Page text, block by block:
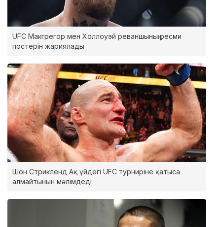
UFC Макгрегор мен Холлоуэй реваншының ресми
постерін жариялады
Шон Стрикленд Ақ үйдегі UFC турниріне қатыса
алмайтынын мәлімдеді